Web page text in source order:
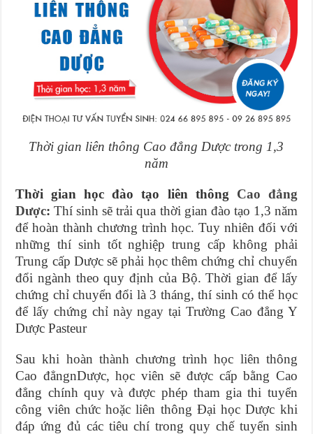
Thời gian liên thông Cao đẳng Dược trong 1,3
năm
Thời gian học đào tạo liên thông Cao đẳng
Dược:Thí sinh sẽ trải qua thời gian đào tạo 1,3 năm
để hoàn thành chương trình học. Tuy nhiên đối với
những thí sinh tốt nghiệp trung cấp không phải
Trung cấp Dược sẽ phải học thêm chứng chỉ chuyển
đổi ngành theo quy định của Bộ. Thời gian để lấy
chứng chỉ chuyển đổi là 3 tháng, thí sinh có thể học
để lấy chứng chỉ này ngay tại Trường Cao đẳng Y
Dược Pasteur
Sau khi hoàn thành chương trình học liên thông
Cao đẳngnDược, học viên sẽ được cấp bằng Cao
đẳng chính quy và được phép tham gia thi tuyển
công viên chức hoặc liên thông Đại học Dược khi
đáp ứng đủ các tiêu chí trong quy chế tuyển sinh